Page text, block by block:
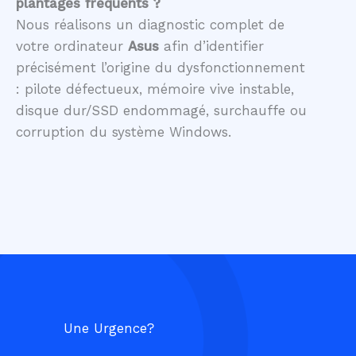
Nous réalisons un diagnostic complet de
votre ordinateur Asus afin d’identifier
précisément l’origine du dysfonctionnement
: pilote défectueux, mémoire vive instable,
disque dur/SSD endommagé, surchauffe ou
corruption du système Windows.
Une Urgence?